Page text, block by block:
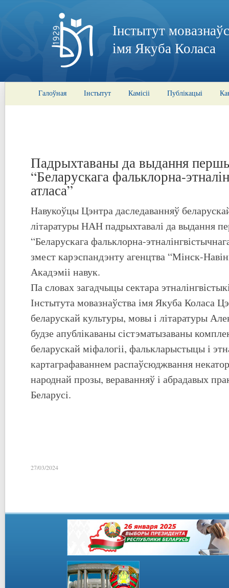
Інстытут
імя Якуба Коласа
Галоўная Інстытут Камісіі Публікацыі
Падрыхтаваны да выдання
“Беларускага фальклорна-
атласа”
Навукоўцы Цэнтра даследаванняў
літаратуры НАН падрыхтавалі да выдання
“Беларускага фальклорна-
змест карэспандэнту агенцтва “Мінск-
Акадэміі навук.
Па словах загадчыцы сектара
Інстытута мовазнаўства імя Якуба Коласа
беларускай культуры, мовы і літаратуры
будзе апублікаваны сістэматызаваны
беларускай міфалогіі, фалькларыстыцы і
картаграфаваннем распаўсюджвання
народнай прозы, вераванняў і абрадавых
Беларусі.
27/03/2024